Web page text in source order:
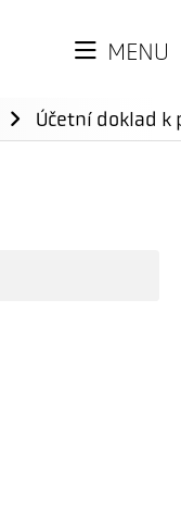
MENU
Účetní doklad